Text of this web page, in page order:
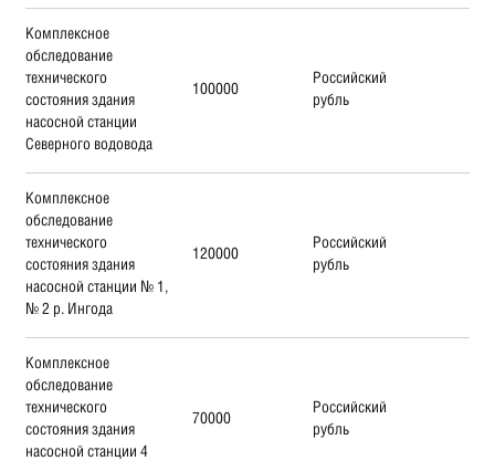
Комплексное
обследование
технического
состояния здания
насосной станции
Северного водовода
100000
Российский
рубль
Комплексное
обследование
технического
состояния здания
насосной станции № 1,
№ 2 р. Ингода
120000
Российский
рубль
Комплексное
обследование
технического
состояния здания
насосной станции 4
70000
Российский
рубль